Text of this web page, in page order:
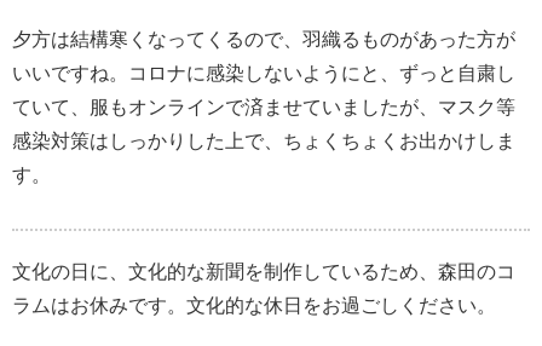
夕方は結構寒くなってくるので、羽織るものがあった方が
いいですね。コロナに感染しないようにと、ずっと自粛し
ていて、服もオンラインで済ませていましたが、マスク等
感染対策はしっかりした上で、ちょくちょくお出かけしま
す。
文化の日に、文化的な新聞を制作しているため、森田のコ
ラムはお休みです。文化的な休日をお過ごしください。